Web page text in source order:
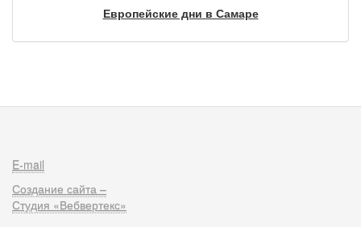
Европейские дни в Самаре
E-mail
Создание сайта –
Студия «Вебвертекс»